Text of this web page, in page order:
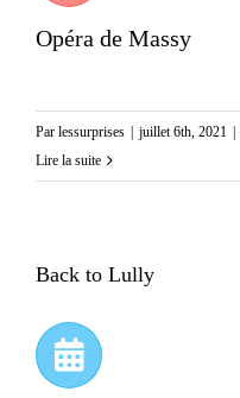
Opéra de Massy
Par lessurprises | juillet 6th, 2021 |
Lire la suite
Back to Lully